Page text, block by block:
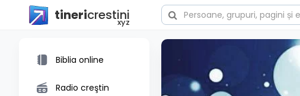
tinericrestini
xyz
Biblia online
Radio creştin